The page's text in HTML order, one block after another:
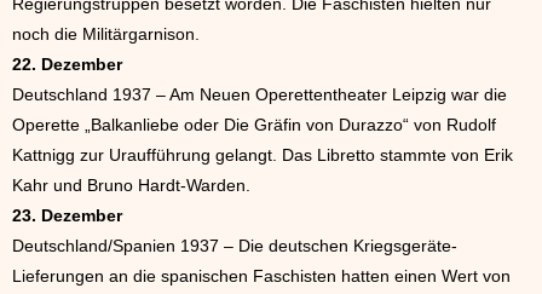
noch die Militärgarnison.
22. Dezember
Deutschland 1937 – Am Neuen Operettentheater Leipzig war die
Operette „Balkanliebe oder Die Gräfin von Durazzo“ von Rudolf
Kattnigg zur Uraufführung gelangt. Das Libretto stammte von Erik
Kahr und Bruno Hardt-Warden.
23. Dezember
Deutschland/Spanien 1937 – Die deutschen Kriegsgeräte-
Lieferungen an die spanischen Faschisten hatten einen Wert von